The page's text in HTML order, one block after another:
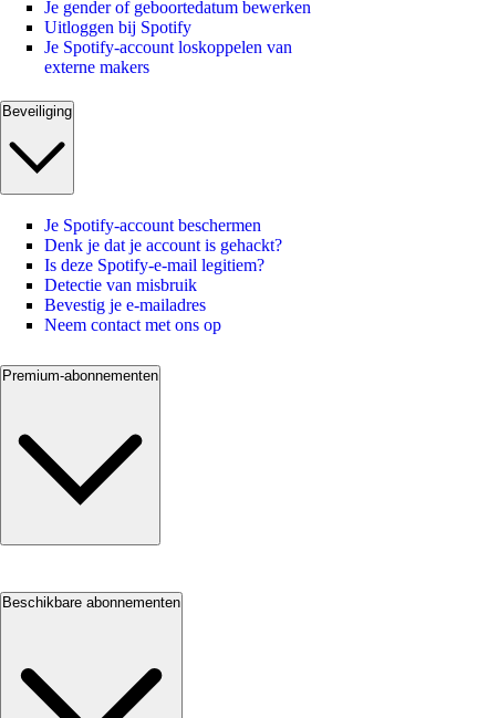
Je gender of geboortedatum bewerken
Uitloggen bij Spotify
Je Spotify-account loskoppelen van
externe makers
Beveiliging
Je Spotify-account beschermen
Denk je dat je account is gehackt?
Is deze Spotify-e-mail legitiem?
Detectie van misbruik
Bevestig je e-mailadres
Neem contact met ons op
Premium-abonnementen
Beschikbare abonnementen